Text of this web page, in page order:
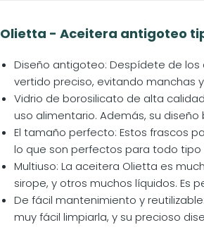
Olietta - Aceitera antigoteo
Diseño antigoteo: Despídete de
vertido preciso, evitando manchas
Vidrio de borosilicato de alta
uso alimentario. Además, su
El tamaño perfecto: Estos frascos
lo que son perfectos para todo tipo
Multiuso: La aceitera Olietta es
sirope, y otros muchos líquidos. Es
De fácil mantenimiento y
muy fácil limpiarla, y su precioso